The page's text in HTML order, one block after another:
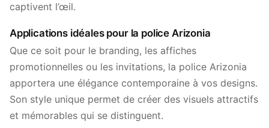
captivent l’œil.
Applications idéales pour la police Arizonia
Que ce soit pour le branding, les affiches
promotionnelles ou les invitations, la police Arizonia
apportera une élégance contemporaine à vos designs.
Son style unique permet de créer des visuels attractifs
et mémorables qui se distinguent.